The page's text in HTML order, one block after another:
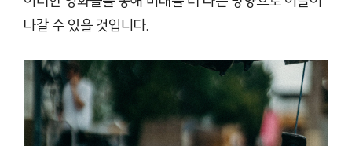
나갈 수 있을 것입니다.